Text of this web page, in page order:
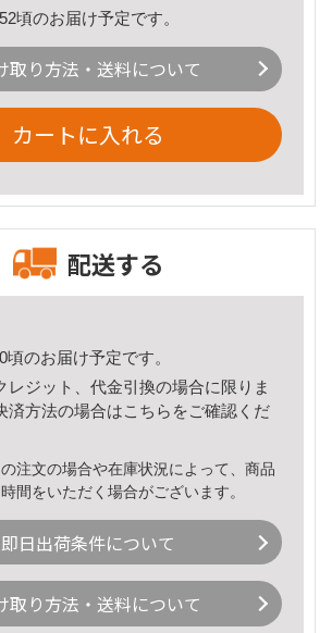
頃のお届け予定です。
取り方法・送料について
カートに入れる
配送する
頃のお届け予定です。
レジット、代金引換の場合に限りま
済方法の場合はこちら をご確認くだ
注文の場合や在庫状況によって、商品
間をいただく場合がございます。
即日出荷条件について
取り方法・送料について